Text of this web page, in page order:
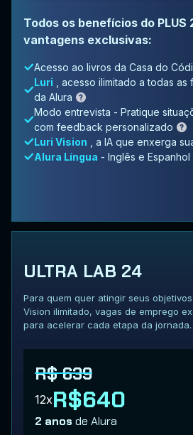
Todos os benefícios do PLUS
vantagens exclusivas:
Acesso ao livros da Casa do
Luri , acesso ilimitado a todas as
da Alura
Modo entrevista - Pratique
com feedback personalizado
Luri Vision , a IA que enxerga
Alura Língua - Inglês e Espanhol
ULTRA LAB 24
Para quem quer atingir seus
Vision ilimitado, vagas de emprego
para acelerar cada etapa da jornada.
R$ 639
12xR$640
2 anosde Alura